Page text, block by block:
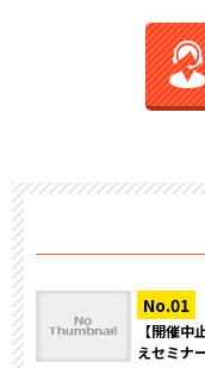
【開催
えセミナ